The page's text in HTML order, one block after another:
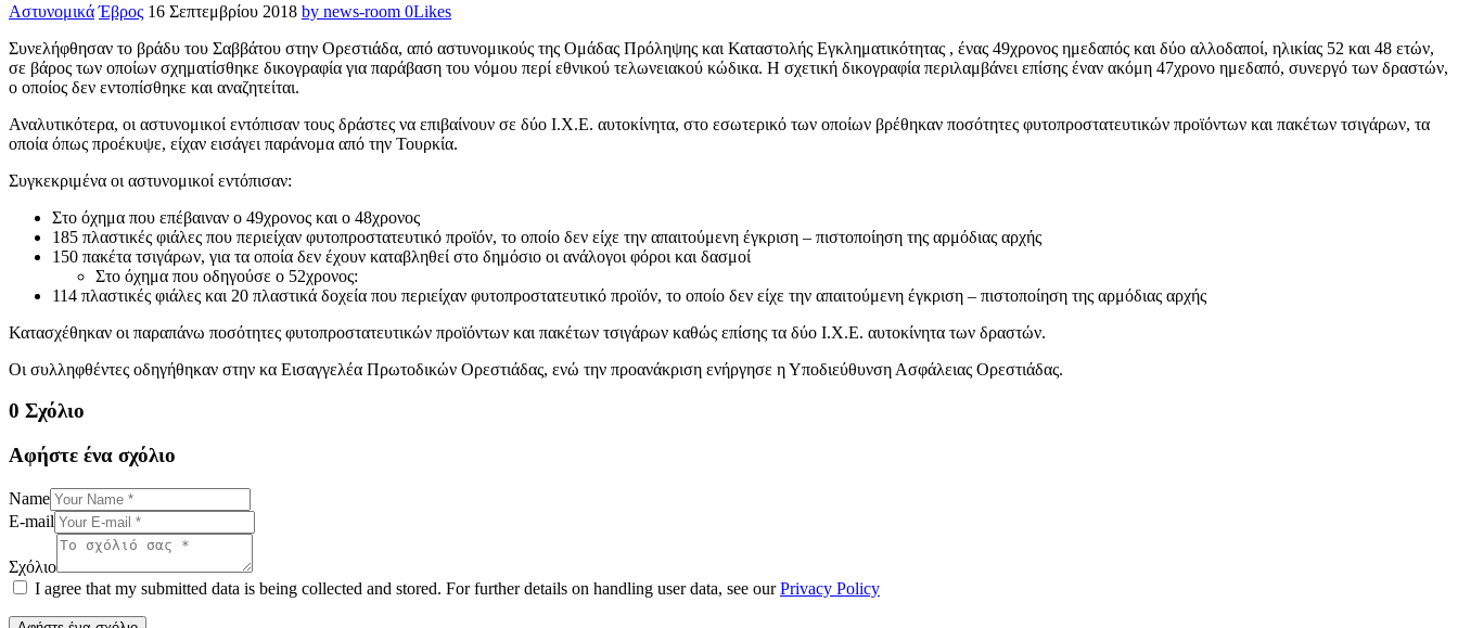
Αστυνομικά Έβρος 16 Σεπτεμβρίου 2018 by news-room 0Likes
Συνελήφθησαν το βράδυ του Σαββάτου στην Ορεστιάδα, από αστυνομικούς της Ομάδας Πρόληψης και Καταστολής Εγκληματικότητας , ένας 49χρονος ημεδαπός και δύο αλλοδαποί, ηλικίας 52 και 48 ετών,
σε βάρος των οποίων σχηματίσθηκε δικογραφία για παράβαση του νόμου περί εθνικού τελωνειακού κώδικα. Η σχετική δικογραφία περιλαμβάνει επίσης έναν ακόμη 47χρονο ημεδαπό, συνεργό των δραστών,
ο οποίος δεν εντοπίσθηκε και αναζητείται.
Αναλυτικότερα, οι αστυνομικοί εντόπισαν τους δράστες να επιβαίνουν σε δύο Ι.Χ.Ε. αυτοκίνητα, στο εσωτερικό των οποίων βρέθηκαν ποσότητες φυτοπροστατευτικών προϊόντων και πακέτων τσιγάρων, τα
οποία όπως προέκυψε, είχαν εισάγει παράνομα από την Τουρκία.
Συγκεκριμένα οι αστυνομικοί εντόπισαν:
Στο όχημα που επέβαιναν ο 49χρονος και ο 48χρονος
185 πλαστικές φιάλες που περιείχαν φυτοπροστατευτικό προϊόν, το οποίο δεν είχε την απαιτούμενη έγκριση – πιστοποίηση της αρμόδιας αρχής
150 πακέτα τσιγάρων, για τα οποία δεν έχουν καταβληθεί στο δημόσιο οι ανάλογοι φόροι και δασμοί
Στο όχημα που οδηγούσε ο 52χρονος:
114 πλαστικές φιάλες και 20 πλαστικά δοχεία που περιείχαν φυτοπροστατευτικό προϊόν, το οποίο δεν είχε την απαιτούμενη έγκριση – πιστοποίηση της αρμόδιας αρχής
Κατασχέθηκαν οι παραπάνω ποσότητες φυτοπροστατευτικών προϊόντων και πακέτων τσιγάρων καθώς επίσης τα δύο Ι.Χ.Ε. αυτοκίνητα των δραστών.
Οι συλληφθέντες οδηγήθηκαν στην κα Εισαγγελέα Πρωτοδικών Ορεστιάδας, ενώ την προανάκριση ενήργησε η Υποδιεύθυνση Ασφάλειας Ορεστιάδας.
0 Σχόλιο
Αφήστε ένα σχόλιο
Name
E-mail
Σχόλιο
I agree that my submitted data is being collected and stored. For further details on handling user data, see ourPrivacy Policy